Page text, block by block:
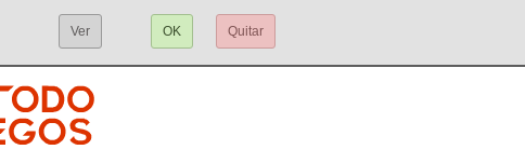
Ver OK Quitar